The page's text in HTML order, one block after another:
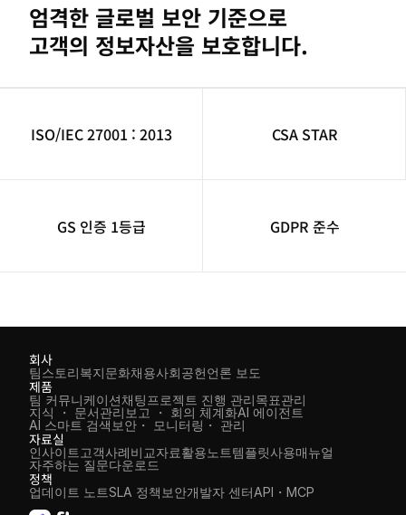
엄격한 글로벌 보안 기준으로
고객의 정보자산을 보호합니다.
ISO/IEC 27001 : 2013 CSA STAR
GS 인증 1등급 GDPR 준수
회사
팀스토리복지문화채용사회공헌언론 보도
제품
팀 커뮤니케이션채팅 프로젝트 진행 관리목표관리
지식 ・ 문서관리 보고 ・ 회의 체계화
AI 스마트 검색
AI 에이전트
보안・ 모니터링・ 관리
자료실
인사이트 고객사례비교자료활용노트템플릿사용매뉴얼
자주하는 질문다운로드
정책
업데이트 노트SLA 정책 보안개발자 센터API・MCP